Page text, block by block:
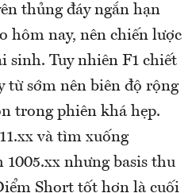
thủng đáy ngắn hạn
hôm nay, nên chiến lược
sinh. Tuy nhiên F1 chiết
từ sớm nên biên độ rộng
trong phiên khá hẹp.
và tìm xuống
1005.xx nhưng basis thu
Short tốt hơn là cuối